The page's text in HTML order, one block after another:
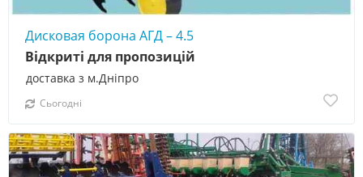
Дисковая борона АГД – 4.5
доставка з м.Дніпро
Відкриті для пропозицій
Сьогодні